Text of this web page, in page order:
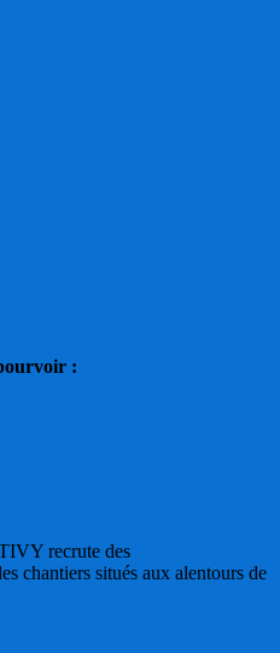
:
recrute des
chantiers situés aux alentours de